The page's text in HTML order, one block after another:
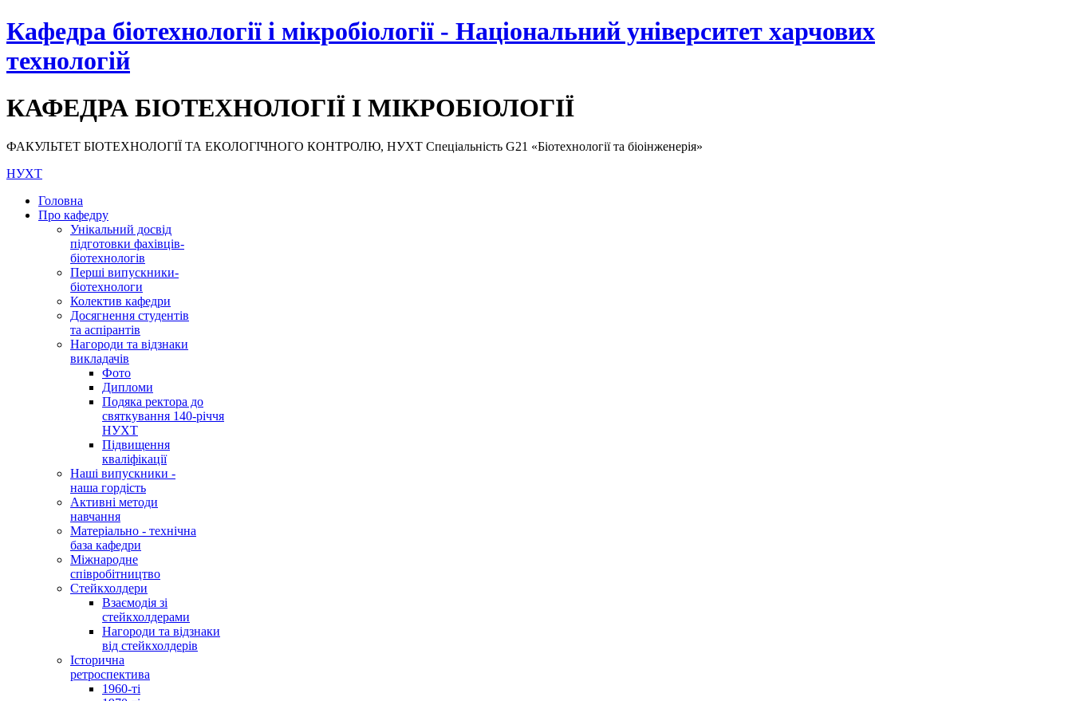
Кафедра біотехнології і мікробіології - Національний університет харчових
технологій
КАФЕДРА БІОТЕХНОЛОГІЇ І МІКРОБІОЛОГІЇ
ФАКУЛЬТЕТ БІОТЕХНОЛОГІЇ ТА ЕКОЛОГІЧНОГО КОНТРОЛЮ, НУХТ Спеціальність G21 «Біотехнології та біоінженерія»
НУХТ
Головна
Про кафедру
Унікальний досвід
підготовки фахівців-
біотехнологів
Перші випускники-
біотехнологи
Колектив кафедри
Досягнення студентів
та аспірантів
Нагороди та відзнаки
викладачів
Фото
Дипломи
Подяка ректора до
святкування 140-річчя
НУХТ
Підвищення
кваліфікації
Наші випускники -
наша гордість
Активні методи
навчання
Матеріально - технічна
база кафедри
Міжнародне
співробітництво
Стейкхолдери
Взаємодія зі
стейкхолдерами
Нагороди та відзнаки
від стейкхолдерів
Історична
ретроспектива
1960-ті